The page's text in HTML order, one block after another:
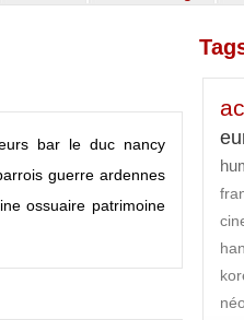
bar le duc nancy
guerre ardennes
ossuaire patrimoine